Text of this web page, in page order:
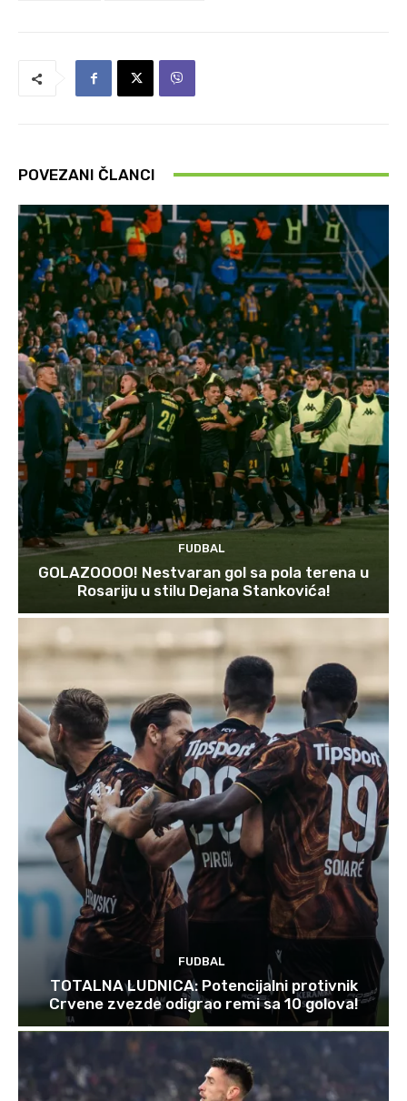
POVEZANI ČLANCI
FUDBAL
GOLAZOOOO! Nestvaran gol sa pola terena u
Rosariju u stilu Dejana Stankovića!
FUDBAL
TOTALNA LUDNICA: Potencijalni protivnik
Crvene zvezde odigrao remi sa 10 golova!